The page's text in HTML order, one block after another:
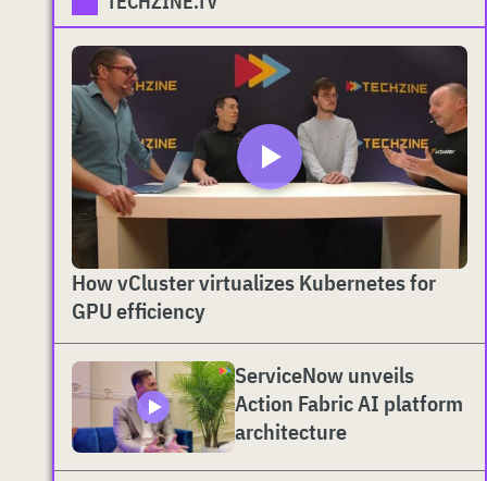
How vCluster virtualizes Kubernetes for
GPU efficiency
ServiceNow unveils
Action Fabric AI platform
architecture